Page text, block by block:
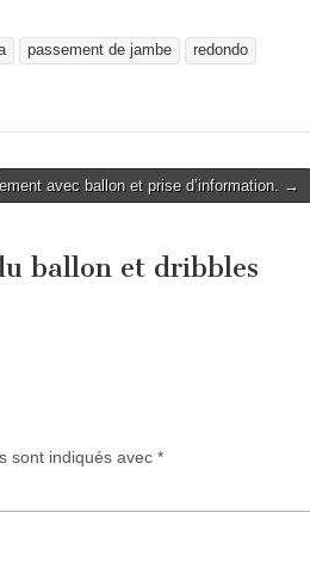
passement de jambe
redondo
avec ballon et prise d’information. →
ballon et dribbles
sont indiqués avec *